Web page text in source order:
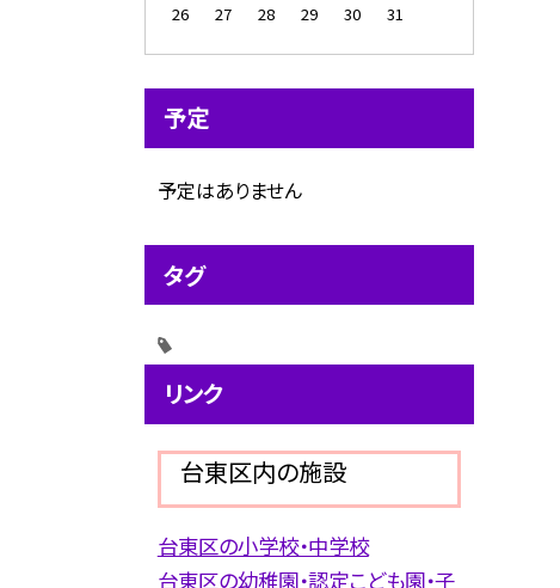
26
27 28 29 30 31
予定
予定はありません
タグ
リンク
台東区内の施設
台東区の小学校・中学校
台東区の幼稚園・認定こども園・子